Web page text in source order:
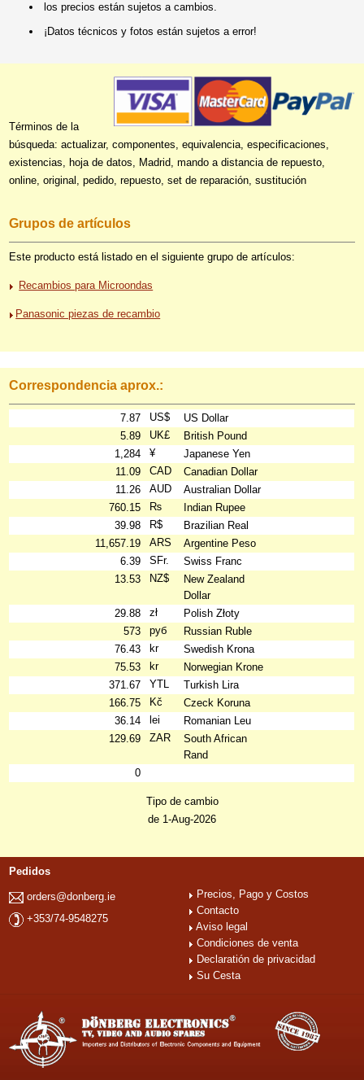
los precios están sujetos a cambios.
¡Datos técnicos y fotos están sujetos a error!
Términos de la
búsqueda: actualizar, componentes, equivalencia, especificaciones,
existencias, hoja de datos, Madrid, mando a distancia de repuesto,
online, original, pedido, repuesto, set de reparación, sustitución
Grupos de artículos
Este producto está listado en el siguiente grupo de artículos:
Recambios para Microondas
Panasonic piezas de recambio
Correspondencia aprox.:
7.87 US$
US Dollar
5.89
UK£
British Pound
1,284
¥
Japanese Yen
11.09
CAD
Canadian Dollar
11.26
AUD
Australian Dollar
760.15
₨
Indian Rupee
39.98
R$
Brazilian Real
11,657.19
ARS
Argentine Peso
6.39
SFr.
Swiss Franc
13.53
NZ$
New Zealand
Dollar
29.88
zł
Polish Złoty
573
руб
Russian Ruble
76.43
kr
Swedish Krona
75.53
kr
Norwegian Krone
371.67
YTL
Turkish Lira
166.75
Kč
Czeck Koruna
36.14
lei
Romanian Leu
129.69
ZAR
South African
Rand
0
Tipo de cambio
de 1-Aug-2026
Pedidos
orders@donberg.ie
+353/74-9548275
Precios, Pago y Costos
Contacto
Aviso legal
Condiciones de venta
Declaratión de privacidad
Su Cesta